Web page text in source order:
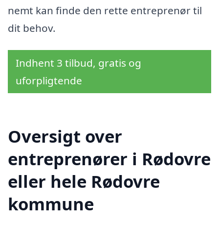
nemt kan finde den rette entreprenør til
dit behov.
Indhent 3 tilbud, gratis og
uforpligtende
Oversigt over
entreprenører i Rødovre
eller hele Rødovre
kommune